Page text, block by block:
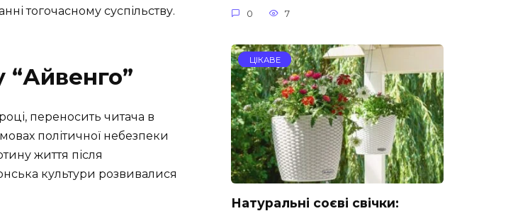
тогочасному суспільству.
“Айвенго”
переносить читача в
політичної небезпеки
життя після
культури розвивалися
0 7
ЦІКАВЕ
Натуральні соєві свічки: